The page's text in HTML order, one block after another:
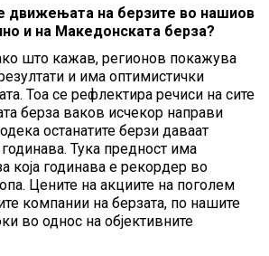
движењата на берзите во нашиов
и на Македонската берза?
што кажав, регионов покажува
и има оптимистички
Тоа се рефлектира речиси на сите
берза ваков исчекор направи
останатите берзи даваат
Тука предност има
која годинава е рекордер во
Цените на акциите на поголем
компании на берзата, по нашите
во однос на објективните